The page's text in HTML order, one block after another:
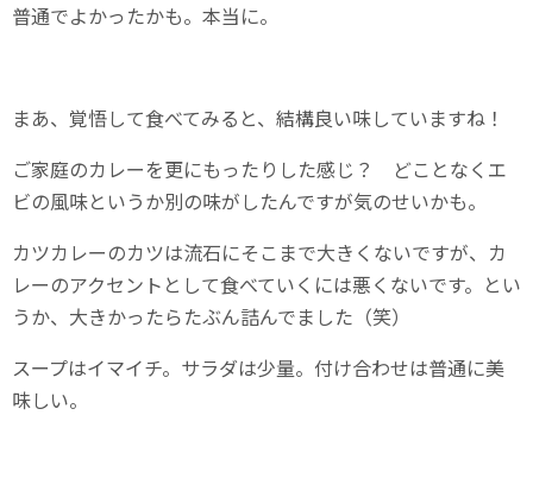
普通でよかったかも。本当に。
まあ、覚悟して食べてみると、結構良い味していますね！
ご家庭のカレーを更にもったりした感じ？ どことなくエ
ビの風味というか別の味がしたんですが気のせいかも。
カツカレーのカツは流石にそこまで大きくないですが、カ
レーのアクセントとして食べていくには悪くないです。とい
うか、大きかったらたぶん詰んでました（笑）
スープはイマイチ。サラダは少量。付け合わせは普通に美
味しい。